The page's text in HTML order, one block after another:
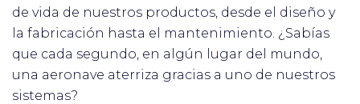
de vida de nuestros productos, desde el diseño y
la fabricación hasta el mantenimiento. ¿Sabías
que cada segundo, en algún lugar del mundo,
una aeronave aterriza gracias a uno de nuestros
sistemas?